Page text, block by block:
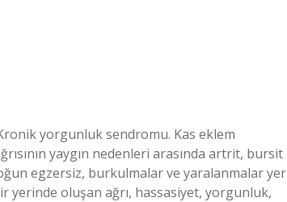
yorgunluk sendromu. Kas eklem
yaygın nedenleri arasında artrit, bursit
egzersiz, burkulmalar ve yaralanmalar yer
yerinde oluşan ağrı, hassasiyet, yorgunluk,